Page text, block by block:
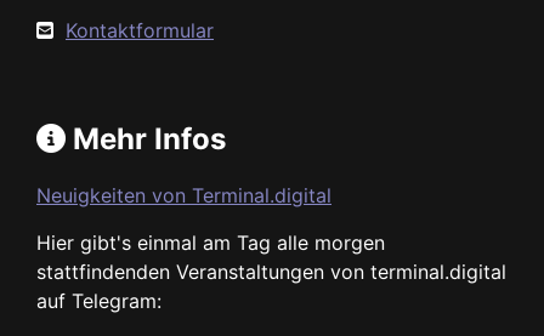
Kontaktformular
Mehr Infos
Neuigkeiten von Terminal.digital
Hier gibt's einmal am Tag alle morgen
stattfindenden Veranstaltungen von terminal.digital
auf Telegram: